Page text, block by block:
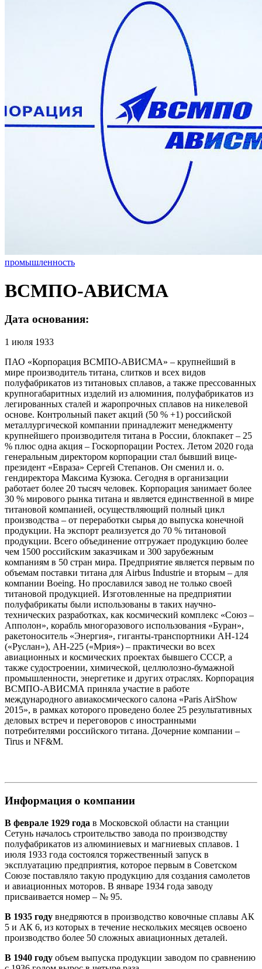
промышленность
ВСМПО-АВИСМА
Дата основания:
1 июля 1933
ПАО «Корпорация ВСМПО-АВИСМА» – крупнейший в
мире производитель титана, слитков и всех видов
полуфабрикатов из титановых сплавов, а также прессованных
крупногабаритных изделий из алюминия, полуфабрикатов из
легированных сталей и жаропрочных сплавов на никелевой
основе. Контрольный пакет акций (50 % +1) российской
металлургической компании принадлежит менеджменту
крупнейшего производителя титана в России, блокпакет – 25
% плюс одна акция – Госкорпорации Ростех. Летом 2020 года
генеральным директором корпорации стал бывший вице-
президент «Евраза» Сергей Степанов. Он сменил и. о.
гендиректора Максима Кузюка. Сегодня в организации
работает более 20 тысяч человек. Корпорация занимает более
30 % мирового рынка титана и является единственной в мире
титановой компанией, осуществляющий полный цикл
производства – от переработки сырья до выпуска конечной
продукции. На экспорт реализуется до 70 % титановой
продукции. Всего объединение отгружает продукцию более
чем 1500 российским заказчикам и 300 зарубежным
компаниям в 50 стран мира. Предприятие является первым по
объемам поставки титана для Airbus Industrie и вторым – для
компании Boeing. Но прославился завод не только своей
титановой продукцией. Изготовленные на предприятии
полуфабрикаты были использованы в таких научно-
технических разработках, как космический комплекс «Союз –
Апполон», корабль многоразового использования «Буран»,
ракетоноситель «Энергия», гиганты-транспортники АН-124
(«Руслан»), АН-225 («Мрия») – практически во всех
авиационных и космических проектах бывшего СССР, а
также судостроении, химической, целлюлозно-бумажной
промышленности, энергетике и других отраслях. Корпорация
ВСМПО-АВИСМА приняла участие в работе
международного авиакосмического салона «Paris AirShow
2015», в рамках которого проведено более 25 результативных
деловых встреч и переговоров с иностранными
потребителями российского титана. Дочерние компании –
Tirus и NF&M.
Информация о компании
В феврале 1929 года в Московской области на станции
Сетунь началось строительство завода по производству
полуфабрикатов из алюминиевых и магниевых сплавов. 1
июля 1933 года состоялся торжественный запуск в
эксплуатацию предприятия, которое первым в Советском
Союзе поставляло такую продукцию для создания самолетов
и авиационных моторов. В январе 1934 года заводу
присваивается номер – № 95.
В 1935 году внедряются в производство ковочные сплавы АК
5 и АК 6, из которых в течение нескольких месяцев освоено
производство более 50 сложных авиационных деталей.
В 1940 году объем выпуска продукции заводом по сравнению